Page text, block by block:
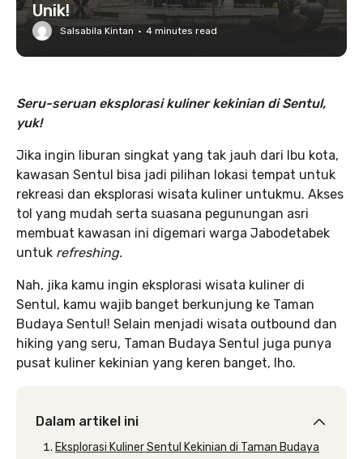
Unik!
Salsabila Kintan · 4 minutes read
Seru-seruan eksplorasi kuliner kekinian di Sentul,
yuk!
Jika ingin liburan singkat yang tak jauh dari Ibu kota,
kawasan Sentul bisa jadi pilihan lokasi tempat untuk
rekreasi dan eksplorasi wisata kuliner untukmu. Akses
tol yang mudah serta suasana pegunungan asri
membuat kawasan ini digemari warga Jabodetabek
untuk refreshing.
Nah, jika kamu ingin eksplorasi wisata kuliner di
Sentul, kamu wajib banget berkunjung ke Taman
Budaya Sentul! Selain menjadi wisata outbound dan
hiking yang seru, Taman Budaya Sentul juga punya
pusat kuliner kekinian yang keren banget, lho.
Dalam artikel ini
Eksplorasi Kuliner Sentul Kekinian di Taman Budaya